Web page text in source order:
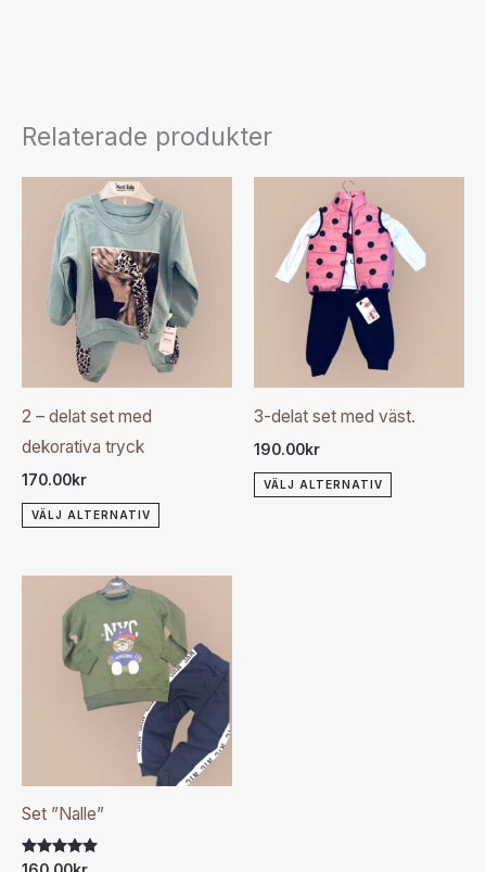
Relaterade produkter
2 – delat set med
dekorativa tryck
170.00kr
VÄLJ ALTERNATIV
här
produkten
har
flera
varianter.
De
på
3-delat set med väst.
190.00kr
VÄLJ ALTERNATIV
här
produkten
har
flera
varianter.
väljas
Set ”Nalle”
Betygsatt
Den
här
produkten
har
flera
varianter.
De